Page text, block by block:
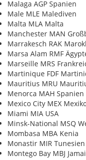
Malaga AGP Spanien
Male MLE Malediven
Malta MLA Malta
Manchester MAN
Marrakesch RAK
Marsa Alam RMF
Marseille MRS
Martinique FDF
Mauritius MRU
Menorca MAH Spanien
Mexico City MEX
Miami MIA USA
Minsk-National MSQ
Mombasa MBA Kenia
Monastir MIR Tunesien
Montego Bay MBJ